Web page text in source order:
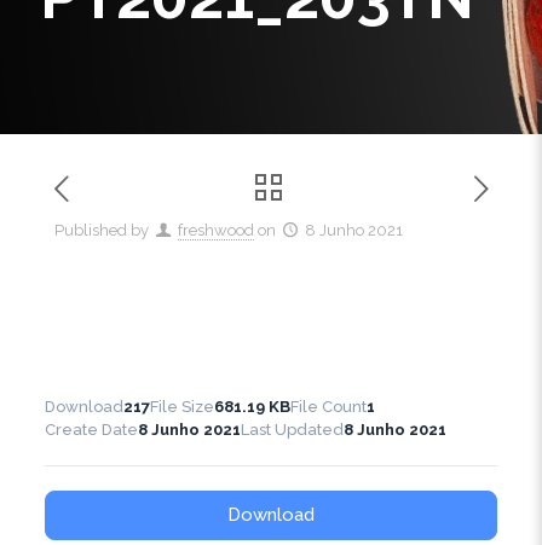
Published by freshwood on 8 Junho 2021
Download217File Size681.19 KBFile Count1
Create Date8 Junho 2021Last Updated8 Junho 2021
Download